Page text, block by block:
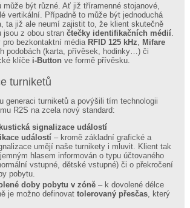
může být různé. Ať již tříramenné stojanové,
vertikální. Případně to může být jednoduchá
ta již ale neumí zajistit to, že klient skutečně
jsou z obou stran čtečky identifikačních médií
bezkontaktní média RFID 125 kHz
Mifare
podobách (karta, přívěsek, hodinky…) či
klíče i-Button ve formě přívěsku.
turniketů
generaci turniketů a povýšili tím technologii
R2S na zcela nový standard:
signalizace událostí
událostí – kromě základní grafické a
umějí naše turnikety i mluvit. Klient tak
hlasem informován o typu účtovaného
vstupné, dětské vstupné) či o překročení
pobytu.
doby pobytu v zóně – k dovolené délce
je možno definovat tolerovaný přesčas , který